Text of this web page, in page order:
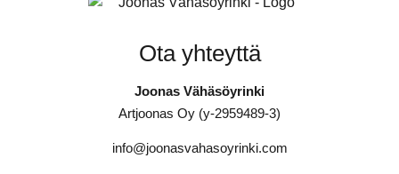
Ota yhteyttä
Joonas Vähäsöyrinki
Artjoonas Oy (y-2959489-3)
info@joonasvahasoyrinki.com